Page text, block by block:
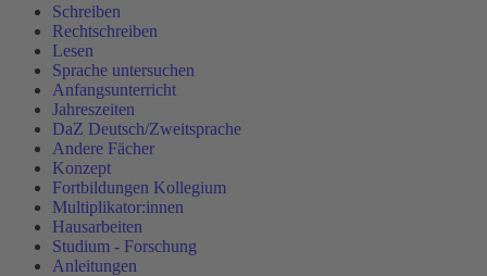
Schreiben
Rechtschreiben
Lesen
Sprache untersuchen
Anfangsunterricht
Jahreszeiten
DaZ Deutsch/Zweitsprache
Andere Fächer
Konzept
Fortbildungen Kollegium
Multiplikator:innen
Hausarbeiten
Studium - Forschung
Anleitungen